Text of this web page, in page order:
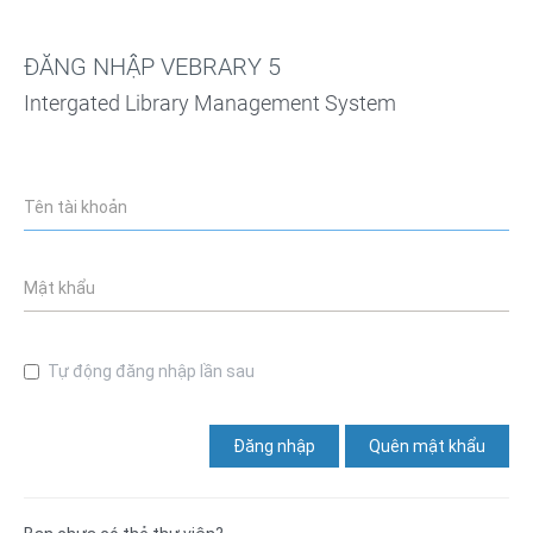
ĐĂNG NHẬP VEBRARY 5
Intergated Library Management System
Tự động đăng nhập lần sau